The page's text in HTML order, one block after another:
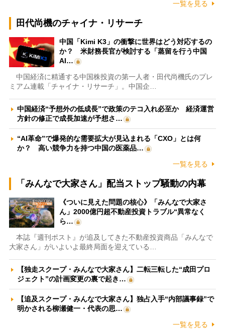
一覧を見る
田代尚機のチャイナ・リサーチ
中国「Kimi K3」の衝撃に世界はどう対応するの
か？ 米財務長官が検討する「蒸留を行う中国
AI…
中国経済に精通する中国株投資の第一人者・田代尚機氏のプレ
ミアム連載「チャイナ・リサーチ」。中国企…
中国経済“予想外の低成長”で政策のテコ入れ必至か 経済運営
方針の修正で成長加速が予想さ…
“AI革命”で爆発的な需要拡大が見込まれる「CXO」とは何
か？ 高い競争力を持つ中国の医薬品…
一覧を見る
「みんなで大家さん」配当ストップ騒動の内幕
《ついに見えた問題の核心》「みんなで大家さ
ん」2000億円超不動産投資トラブル“異常なく
ら…
本誌『週刊ポスト』が追及してきた不動産投資商品「みんなで
大家さん」がいよいよ最終局面を迎えている…
【独走スクープ・みんなで大家さん】二転三転した“成田プロ
ジェクト”の計画変更の裏で起き…
【追及スクープ・みんなで大家さん】独占入手“内部議事録”で
明かされる柳瀬健一・代表の思…
一覧を見る